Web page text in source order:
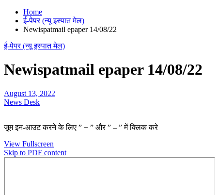
Home
ई-पेपर (न्यू इस्पात मेल)
Newispatmail epaper 14/08/22
ई-पेपर (न्यू इस्पात मेल)
Newispatmail epaper 14/08/22
August 13, 2022
News Desk
ज़ूम इन-आउट करने के लिए ” + ” और ” – ” में क्लिक करे
View Fullscreen
Skip to PDF content